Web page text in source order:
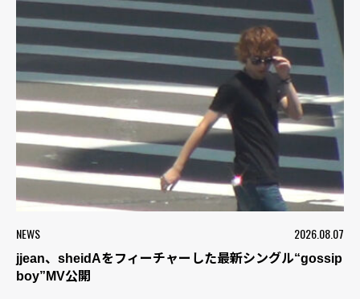
NEWS 2026.08.07
jjean、sheidAをフィーチャーした最新シングル“gossip
boy”MV公開